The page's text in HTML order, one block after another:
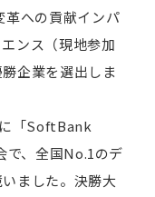
への貢献インパ
ンス（現地参加
企業を選出しま
「SoftBank
で、全国No.1のデ
ました。決勝大